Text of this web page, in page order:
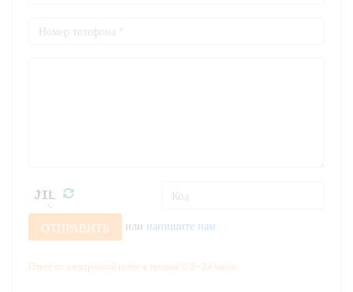
ОТПРАВИТЬ или напишите нам
Ответ по электронной почте в течение 0.5~24 часов.